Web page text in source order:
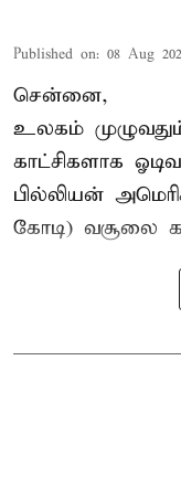
Published on: 08 Aug
சென்னை,
உலகம்
காட்சிகளாக
பில்லியன்
கோடி) வசூலை